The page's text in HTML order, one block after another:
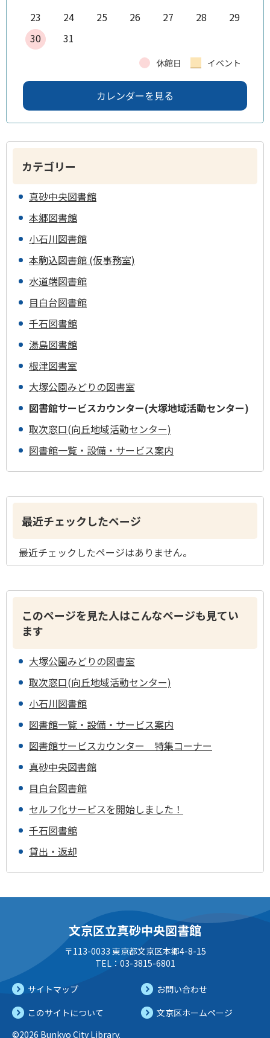
23
24 25 26 27 28
29
30
31
休館日 イベント
カレンダーを見る
カテゴリー
真砂中央図書館
本郷図書館
小石川図書館
本駒込図書館 (仮事務室)
水道端図書館
目白台図書館
千石図書館
湯島図書館
根津図書室
大塚公園みどりの図書室
図書館サービスカウンター(大塚地域活動センター)
取次窓口(向丘地域活動センター)
図書館一覧・設備・サービス案内
最近チェックしたページ
最近チェックしたページはありません。
このページを見た人はこんなページも見てい
ます
大塚公園みどりの図書室
取次窓口(向丘地域活動センター)
小石川図書館
図書館一覧・設備・サービス案内
図書館サービスカウンター 特集コーナー
真砂中央図書館
目白台図書館
セルフ化サービスを開始しました！
千石図書館
貸出・返却
文京区立真砂中央図書館
〒113-0033 東京都文京区本郷4-8-15
TEL：03-3815-6801
サイトマップ
お問い合わせ
このサイトについて
文京区ホームページ
©2026 Bunkyo City Library.